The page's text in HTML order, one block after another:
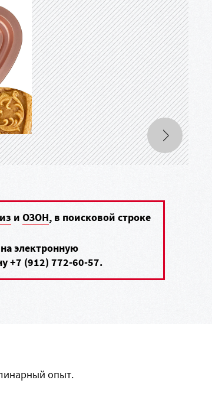
иОЗОН, в поисковой строке
электронную
+7 (912) 772-60-57.
опыт.